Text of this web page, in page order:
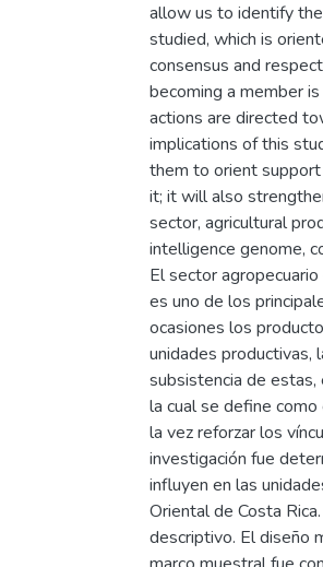
allow us to identify
studied, which is
consensus and
becoming a member
actions are directed
implications of this
them to orient
it; it will also
sector, agricultural
intelligence genome,
El sector
es uno de los
ocasiones los
unidades productivas,
subsistencia de
la cual se define
la vez reforzar los
investigación fue
influyen en las
Oriental de Costa
descriptivo. El diseño